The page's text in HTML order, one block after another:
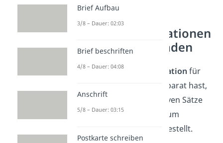
Positive Affirmationen
zum Herunterladen
Damit du immer Inspiration für
positive Affirmationen parat hast,
haben wir dir die positiven Sätze
für den Alltag als PDF zum
Download zusammengestellt.
Brief Aufbau
3/8 – Dauer: 02:03
Brief beschriften
4/8 – Dauer: 04:08
Anschrift
5/8 – Dauer: 03:15
Postkarte schreiben